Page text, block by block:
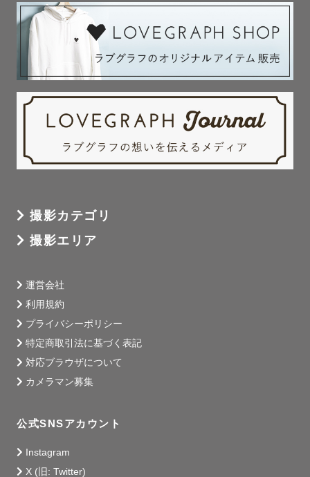
撮影カテゴリ
撮影エリア
運営会社
利用規約
プライバシーポリシー
特定商取引法に基づく表記
対応ブラウザについて
カメラマン募集
公式SNSアカウント
Instagram
X (旧: Twitter)